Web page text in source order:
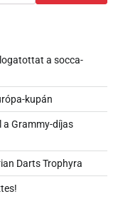
a socca-
kupán
a Grammy-díjas
Darts Trophyra